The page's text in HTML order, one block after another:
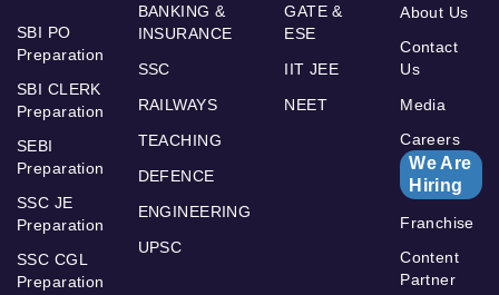
SBI PO
Preparation
SBI CLERK
Preparation
SEBI
Preparation
SSC JE
Preparation
SSC CGL
Preparation
BANKING &
INSURANCE
SSC
RAILWAYS
TEACHING
DEFENCE
ENGINEERING
UPSC
GATE &
ESE
IIT JEE
NEET
About Us
Contact
Us
Media
Careers
We Are
Hiring
Franchise
Content
Partner